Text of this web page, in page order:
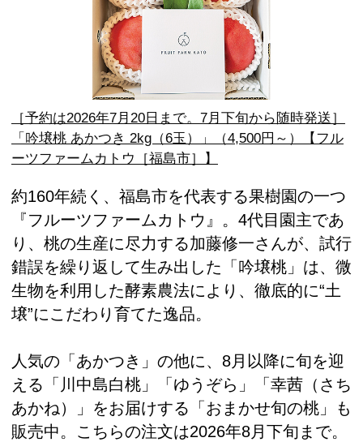
［予約は2026年7月20日まで。7月下旬から随時発送］
「吟壌桃 あかつき 2kg（6玉）」（4,500円～）【フル
ーツファームカトウ［福島市］】
約160年続く、福島市を代表する果樹園の一つ
『フルーツファームカトウ』。4代目園主であ
り、桃の生産に尽力する加藤修一さんが、試行
錯誤を繰り返して生み出した「吟壌桃」は、微
生物を利用した酵素農法により、徹底的に“土
壌”にこだわり育てた逸品。
人気の「あかつき」の他に、8月以降に旬を迎
える「川中島白桃」「ゆうぞら」「幸茜（さち
あかね）」をお届けする「おまかせ旬の桃」も
販売中。こちらの注文は2026年8月下旬まで。